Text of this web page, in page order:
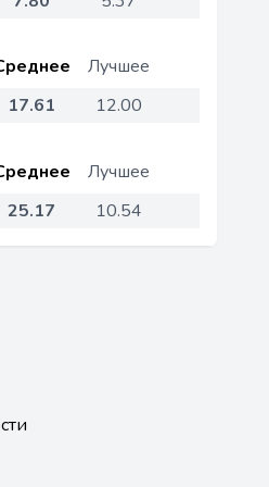
Лучшее
17.61 12.00
Лучшее
25.17 10.54